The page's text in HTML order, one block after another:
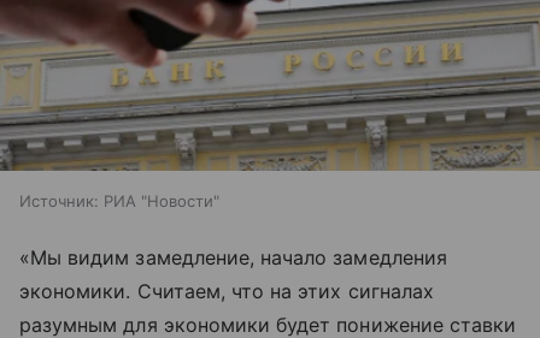
Источник: РИА "Новости"
«Мы видим замедление, начало замедления
экономики. Считаем, что на этих сигналах
разумным для экономики будет понижение ставки